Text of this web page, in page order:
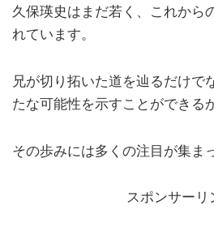
久保瑛史はまだ若く、これから
れています。
兄が切り拓いた道を辿るだけで
たな可能性を示すことができる
その歩みには多くの注目が集ま
スポンサーリ